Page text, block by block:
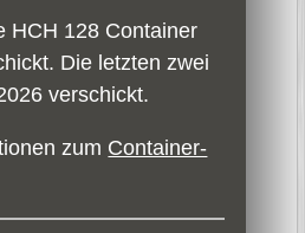
HCH 128 Container
Die letzten zwei
verschickt.
zum Container-